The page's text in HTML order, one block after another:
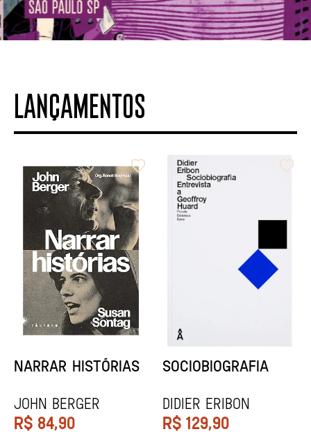
LANÇAMENTOS
NARRAR HISTÓRIAS
John Berger
R$ 84,90
SOCIOBIOGRAFIA
Didier Eribon
R$ 129,90